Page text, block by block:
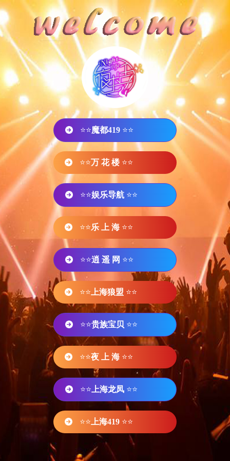
⭐⭐魔都419 ⭐⭐
⭐⭐万 花 楼 ⭐⭐
⭐⭐娱乐导航 ⭐⭐
⭐⭐乐 上 海 ⭐⭐
⭐⭐逍 遥 网 ⭐⭐
⭐⭐ 上海狼盟 ⭐⭐
⭐⭐贵族宝贝 ⭐⭐
⭐⭐夜 上 海 ⭐⭐
⭐⭐ 上海龙凤 ⭐⭐
⭐⭐ 上海419 ⭐⭐